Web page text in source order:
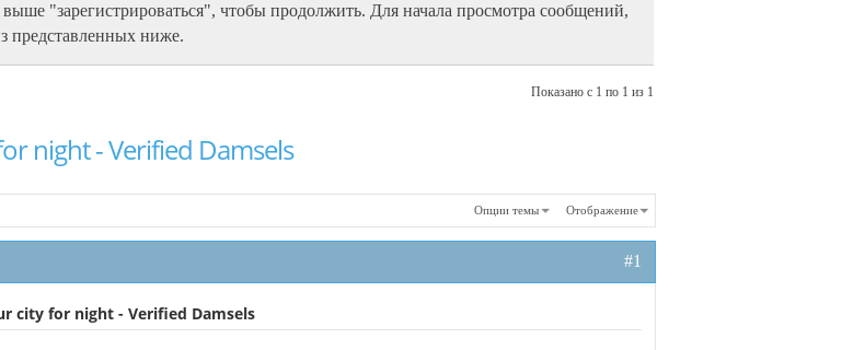
"зарегистрироваться", чтобы продолжить. Для начала просмотра сообщений,
представленных ниже.
Показано с 1 по 1 из 1
night - Verified Damsels
Опции темы Отображение
#1
city for night - Verified Damsels